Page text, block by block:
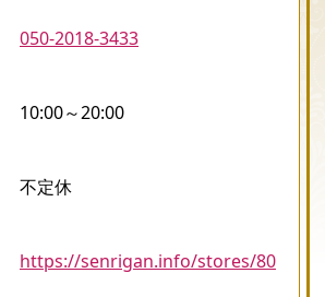
050-2018-3433
10:00～20:00
不定休
https://senrigan.info/stores/80